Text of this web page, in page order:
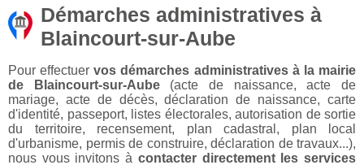
Démarches administratives à
Blaincourt-sur-Aube
Pour effectuervos démarches administratives à la mairie
de Blaincourt-sur-Aube(acte de naissance, acte de
mariage, acte de décès, déclaration de naissance, carte
d'identité, passeport, listes électorales, autorisation de sortie
du territoire, recensement, plan cadastral, plan local
d'urbanisme, permis de construire, déclaration de travaux...),
nous vous invitons à contacter directement les services